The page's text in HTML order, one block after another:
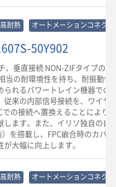
高耐熱 オートメーションコネクタ
50Y902
、垂直接続 NON-ZIFタイプの
当の耐環境性を持ち、耐振動
られるパワートレイン機器での
従来の内部信号接続を、ワイヤ
での接続へ置換えることにより
します。また、イリソ独自の自
を搭載し、FPC嵌合時のカバ
が大幅に向上します。
高耐熱 オートメーションコネクタ